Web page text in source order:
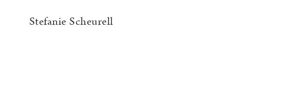
Stefanie Scheurell